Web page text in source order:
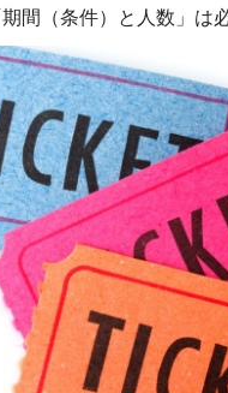
間（条件）と人数」は